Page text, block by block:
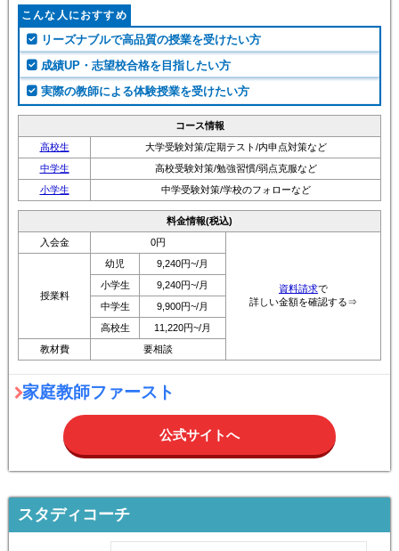
こんな人におすすめ
リーズナブルで高品質の授業を受けたい方
成績UP・志望校合格を目指したい方
実際の教師による体験授業を受けたい方
コース情報
高校生
大学受験対策/定期テスト/内申点対策など
中学生
高校受験対策/勉強習慣/弱点克服など
小学生
中学受験対策/学校のフォローなど
料金情報(税込)
入会金
0円
資料請求で
詳しい金額を確認する⇒
授業料
幼児
9,240円~/月
小学生
9,240円~/月
中学生
9,900円~/月
高校生
11,220円~/月
教材費
要相談
家庭教師ファースト
公式サイトへ
スタディコーチ